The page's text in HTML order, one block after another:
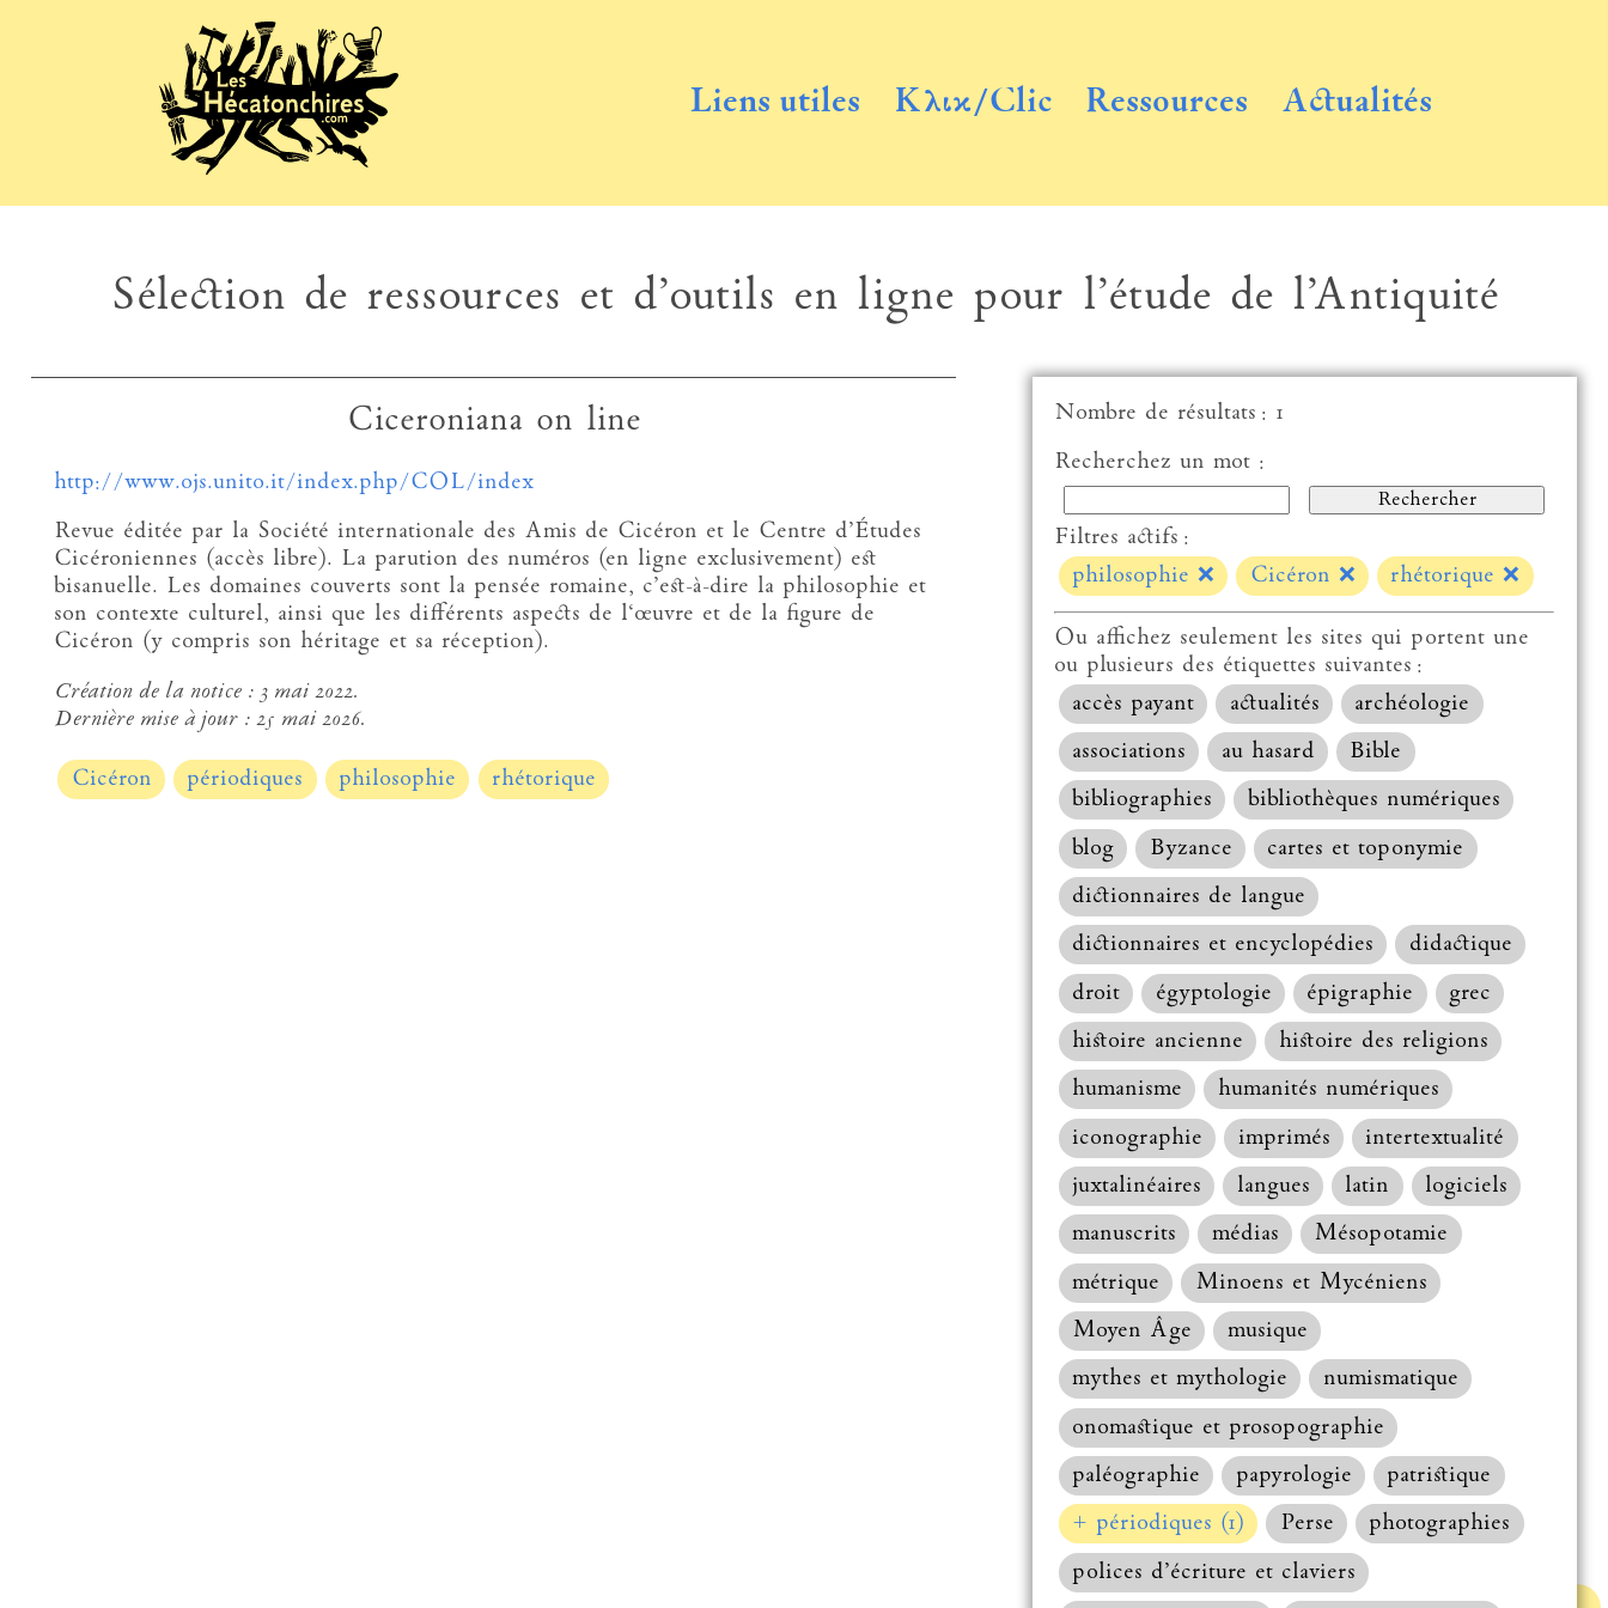
Liens utiles Κλικ/Clic Ressources Actualités
Sélection de ressources et d’outils en ligne pour l’étude de l’Antiquité
Haut de la
Ciceroniana on line
http://www.ojs.unito.it/index.php/COL/index
Revue éditée par la Société internationale des Amis de Cicéron et le Centre d’Études
Cicéroniennes (accès libre). La parution des numéros (en ligne exclusivement) est
bisanuelle. Les domaines couverts sont la pensée romaine, c’est-à-dire la philosophie et
son contexte culturel, ainsi que les différents aspects de l‘œuvre et de la figure de
Cicéron (y compris son héritage et sa réception).
Création de la notice : 3 mai 2022.
Dernière mise à jour : 25 mai 2026.
Cicéron périodiques philosophie rhétorique
Nombre de résultats : 1
Recherchez un mot :
Filtres actifs :
philosophie ❌ Cicéron ❌ rhétorique❌
Ou affichez seulement les sites qui portent une
ou plusieurs des étiquettes suivantes :
accès payant
actualités
archéologie
associations
au hasard
Bible
bibliographies
bibliothèques numériques
blog
Byzance
cartes et toponymie
dictionnaires de langue
dictionnaires et encyclopédies
didactique
droit
égyptologie épigraphie
grec
histoire ancienne
histoire des religions
humanisme
humanités numériques
iconographie
imprimés
intertextualité
juxtalinéaires
langues latin
logiciels
manuscrits
médias
Mésopotamie
métrique
Minoens et Mycéniens
Moyen Âge
musique
mythes et mythologie
numismatique
onomastique et prosopographie
paléographie
papyrologie
patristique
+ périodiques (1)
Perse
photographies
polices d’écriture et claviers